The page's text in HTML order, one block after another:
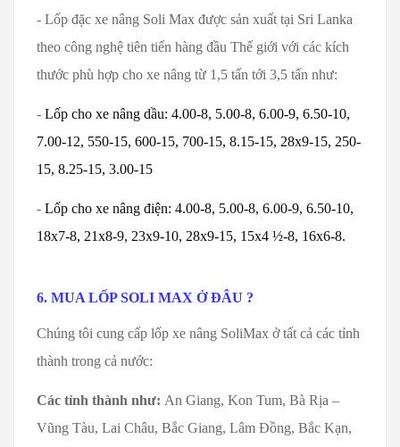
- Lốp đặc xe nâng Soli Max được sản xuất tại Sri Lanka
theo công nghệ tiên tiến hàng đầu Thế giới với các kích
thước phù hợp cho xe nâng từ 1,5 tấn tới 3,5 tấn như:
- Lốp cho xe nâng dầu: 4.00-8, 5.00-8, 6.00-9, 6.50-10,
7.00-12, 550-15, 600-15, 700-15, 8.15-15, 28x9-15, 250-
15, 8.25-15, 3.00-15
- Lốp cho xe nâng điện: 4.00-8, 5.00-8, 6.00-9, 6.50-10,
18x7-8, 21x8-9, 23x9-10, 28x9-15, 15x4 ½-8, 16x6-8.
6. MUA LỐP SOLI MAX Ở ĐÂU ?
Chúng tôi cung cấp lốp xe nâng SoliMax ở tất cả các tỉnh
thành trong cả nước:
Các tỉnh thành như: An Giang, Kon Tum, Bà Rịa –
Vũng Tàu, Lai Châu, Bắc Giang, Lâm Đồng, Bắc Kạn,